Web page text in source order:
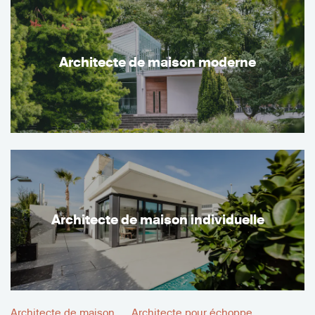
Architecte de maison moderne
Architecte de maison individuelle
Architecte de maison Architecte pour échoppe